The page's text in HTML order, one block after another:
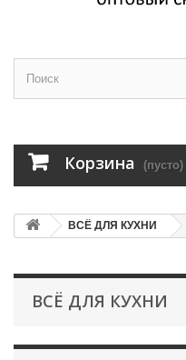
Корзина (пусто)
ВСЁ ДЛЯ КУХНИ
ВСЁ ДЛЯ КУХНИ